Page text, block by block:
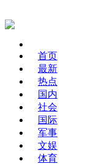
首页
最新
热点
国内
社会
国际
军事
文娱
体育